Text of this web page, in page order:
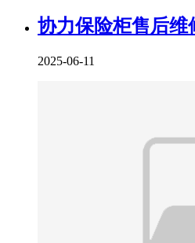
协力保险柜售后维
2025-06-11